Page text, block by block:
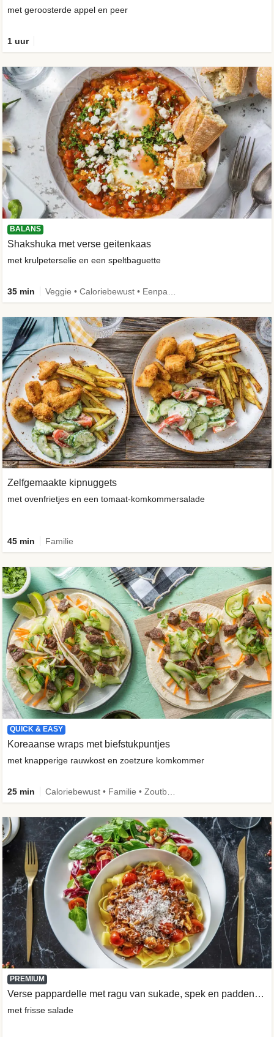
met geroosterde appel en peer
1 uur
PREMIUM
Verse pappardelle met ragu van sukade, spek en paddenstoelen
met frisse salade
BALANS
Shakshuka met verse geitenkaas
met krulpeterselie en een speltbaguette
35 min
Zelfgemaakte kipnuggets
met ovenfrietjes en een tomaat-komkommersalade
45 min Familie
QUICK & EASY
Koreaanse wraps met biefstukpuntjes
met knapperige rauwkost en zoetzure komkommer
25 min